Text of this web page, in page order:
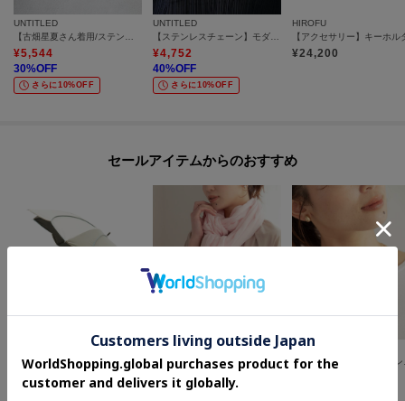
UNTITLED
【古畑星夏さん着用/ステンレスチェーン】ニュアンスハートトップ
¥5,544
30%OFF
さらに10%OFF
UNTITLED
【ステンレスチェーン】モダンビーンズトップ
¥4,752
40%OFF
さらに10%OFF
HIROFU
¥24,200
セールアイテムからのおすすめ
【晴雨兼用/UV】バイカラーパイピング 長傘
2,552
UNTITLED
コットンリネンストール
¥3,564
%OFF
UNTITLED